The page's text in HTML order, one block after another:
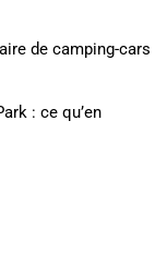
de camping-cars
: ce qu’en